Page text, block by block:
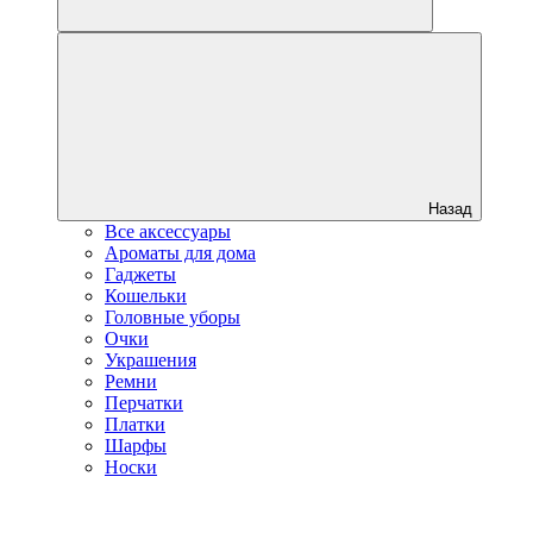
Назад
Все аксессуары
Ароматы для дома
Гаджеты
Кошельки
Головные уборы
Очки
Украшения
Ремни
Перчатки
Платки
Шарфы
Носки